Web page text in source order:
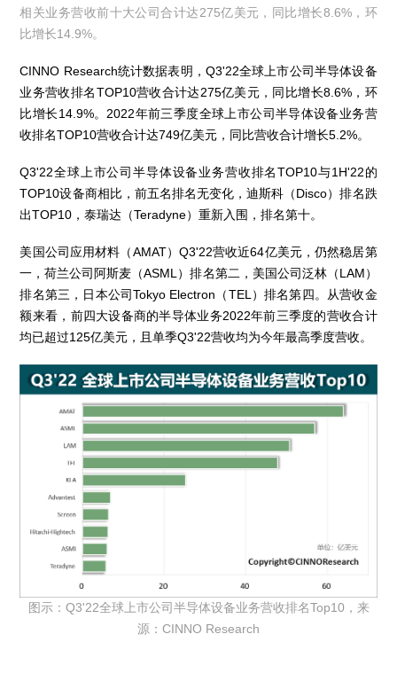
相关业务营收前十大公司合计达275亿美元，同比增长8.6%，环
比增长14.9%。
CINNO Research统计数据表明，Q3'22全球上市公司半导体设备
业务营收排名TOP10营收合计达275亿美元，同比增长8.6%，环
比增长14.9%。2022年前三季度全球上市公司半导体设备业务营
收排名TOP10营收合计达749亿美元，同比营收合计增长5.2%。
Q3'22全球上市公司半导体设备业务营收排名TOP10与1H'22的
TOP10设备商相比，前五名排名无变化，迪斯科（Disco）排名跌
出TOP10，泰瑞达（Teradyne）重新入围，排名第十。
美国公司应用材料（AMAT）Q3'22营收近64亿美元，仍然稳居第
一，荷兰公司阿斯麦（ASML）排名第二，美国公司泛林（LAM）
排名第三，日本公司Tokyo Electron（TEL）排名第四。从营收金
额来看，前四大设备商的半导体业务2022年前三季度的营收合计
均已超过125亿美元，且单季Q3'22营收均为今年最高季度营收。
图示：Q3'22全球上市公司半导体设备业务营收排名Top10，来
源：CINNO Research